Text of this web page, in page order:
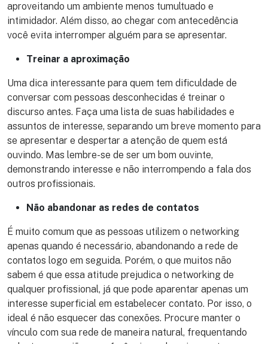
aproveitando um ambiente menos tumultuado e
intimidador. Além disso, ao chegar com antecedência
você evita interromper alguém para se apresentar.
Treinar a aproximação
Uma dica interessante para quem tem dificuldade de
conversar com pessoas desconhecidas é treinar o
discurso antes. Faça uma lista de suas habilidades e
assuntos de interesse, separando um breve momento para
se apresentar e despertar a atenção de quem está
ouvindo. Mas lembre-se de ser um bom ouvinte,
demonstrando interesse e não interrompendo a fala dos
outros profissionais.
Não abandonar as redes de contatos
É muito comum que as pessoas utilizem o networking
apenas quando é necessário, abandonando a rede de
contatos logo em seguida. Porém, o que muitos não
sabem é que essa atitude prejudica o networking de
qualquer profissional, já que pode aparentar apenas um
interesse superficial em estabelecer contato. Por isso, o
ideal é não esquecer das conexões. Procure manter o
vínculo com sua rede de maneira natural, frequentando